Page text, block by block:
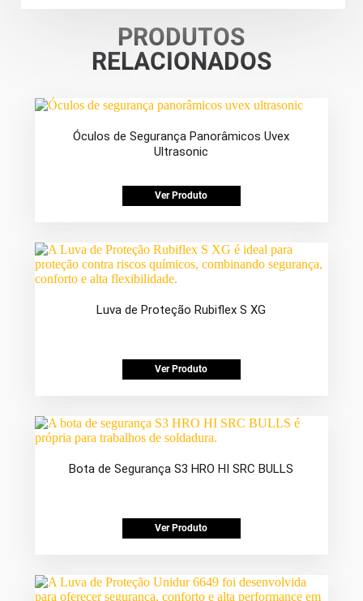
PRODUTOS
RELACIONADOS
Óculos de Segurança Panorâmicos Uvex
Ultrasonic
Ver Produto
Luva de Proteção Rubiflex S XG
Ver Produto
Bota de Segurança S3 HRO HI SRC BULLS
Ver Produto